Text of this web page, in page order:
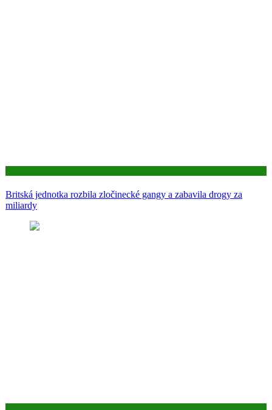
Britská jednotka rozbila zločinecké gangy a zabavila drogy za
miliardy